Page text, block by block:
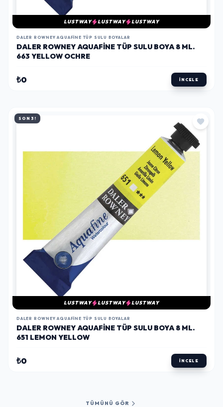
LUSTWAY LUSTWAY LUSTWAY
DALER ROWNEY AQUAFINE TÜP SULU BOYALAR
DALER ROWNEY AQUAFINE TÜP SULU BOYA 8 ML.
663 YELLOW OCHRE
₺0 İNCELE
SON 3!
LUSTWAY LUSTWAY LUSTWAY
DALER ROWNEY AQUAFINE TÜP SULU BOYALAR
DALER ROWNEY AQUAFINE TÜP SULU BOYA 8 ML.
651 LEMON YELLOW
₺0 İNCELE
TÜMÜNÜ GÖR